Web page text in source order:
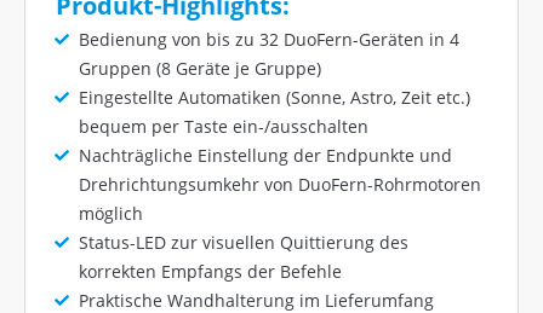
Bedienung von bis zu 32 DuoFern-Geräten in 4
Gruppen (8 Geräte je Gruppe)
Eingestellte Automatiken (Sonne, Astro, Zeit etc.)
bequem per Taste ein-/ausschalten
Nachträgliche Einstellung der Endpunkte und
Drehrichtungsumkehr von DuoFern-Rohrmotoren
möglich
Status-LED zur visuellen Quittierung des
korrekten Empfangs der Befehle
Praktische Wandhalterung im Lieferumfang